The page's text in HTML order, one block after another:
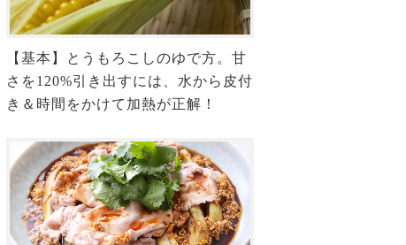
【基本】とうもろこしのゆで方。甘
さを120%引き出すには、水から皮付
き＆時間をかけて加熱が正解！